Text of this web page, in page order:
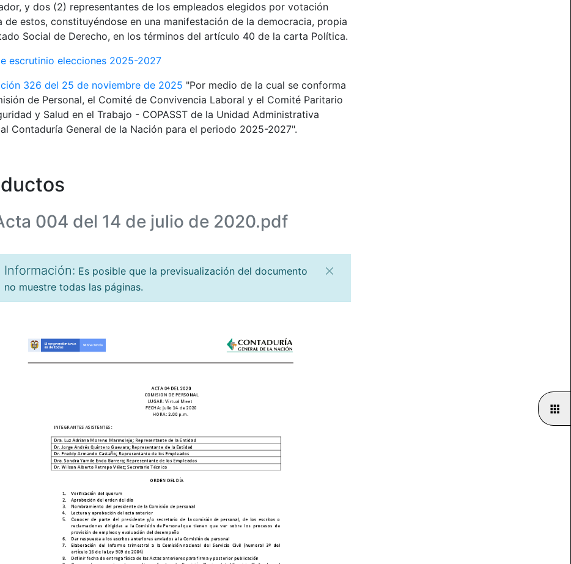
y dos (2) representantes de los empleados elegidos por votación
de estos, constituyéndose en una manifestación de la democracia, propia
Social de Derecho, en los términos del artículo 40 de la carta Política.
escrutinio elecciones 2025-2027
326 del 25 de noviembre de 2025 "Por medio de la cual se conforma
de Personal, el Comité de Convivencia Laboral y el Comité Paritario
y Salud en el Trabajo - COPASST de la Unidad Administrativa
Contaduría General de la Nación para el periodo 2025-2027".
004 del 14 de julio de 2020.pdf
Información: Es posible que la previsualización del documento
no muestre todas las páginas.